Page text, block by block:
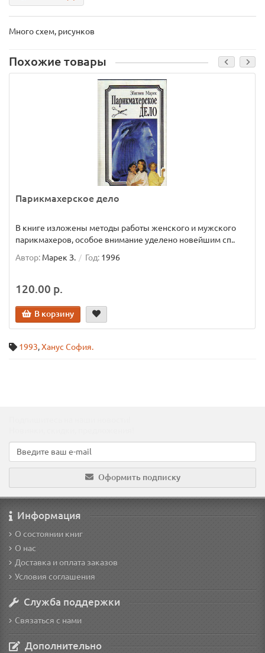
Много схем, рисунков
Похожие товары
Парикмахерское дело
В книге изложены методы работы женского и мужского
парикмахеров, особое внимание уделено новейшим сп..
Автор: Марек З. Год: 1996
120.00 р.
В корзину
1993,Ханус София.
Оформить подписку
Информация
О состоянии книг
О нас
Доставка и оплата заказов
Условия соглашения
Служба поддержки
Связаться с нами
Дополнительно